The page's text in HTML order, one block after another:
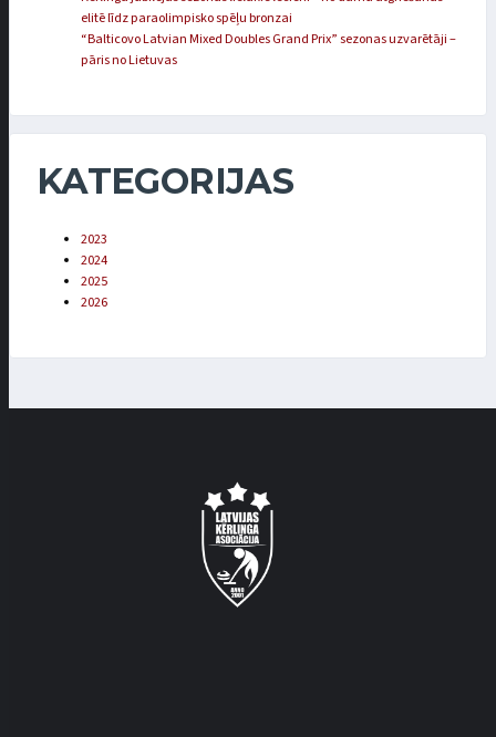
elitē līdz paraolimpisko spēļu bronzai
“Balticovo Latvian Mixed Doubles Grand Prix” sezonas uzvarētāji –
pāris no Lietuvas
KATEGORIJAS
2023
2024
2025
2026